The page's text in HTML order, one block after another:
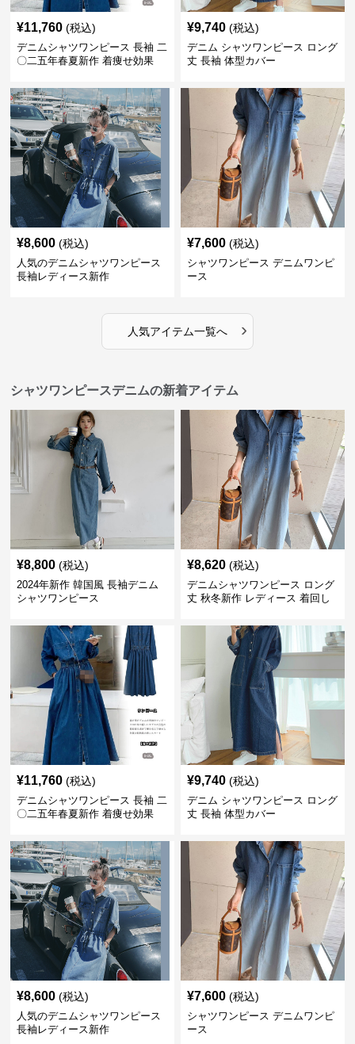
¥11,760 (税込)
デニムシャツワンピース 長袖 二
〇二五年春夏新作 着痩せ効果
¥9,740 (税込)
デニム シャツワンピース ロング
丈 長袖 体型カバー
¥8,600 (税込)
人気のデニムシャツワンピース
長袖レディース新作
¥7,600 (税込)
シャツワンピース デニムワンピ
ース
人気アイテム一覧へ ›
シャツワンピースデニムの新着アイテム
¥8,800 (税込)
2024年新作 韓国風 長袖デニム
シャツワンピース
¥8,620 (税込)
デニムシャツワンピース ロング
丈 秋冬新作 レディース 着回し
¥11,760 (税込)
デニムシャツワンピース 長袖 二
〇二五年春夏新作 着痩せ効果
¥9,740 (税込)
デニム シャツワンピース ロング
丈 長袖 体型カバー
¥8,600 (税込)
人気のデニムシャツワンピース
長袖レディース新作
¥7,600 (税込)
シャツワンピース デニムワンピ
ース